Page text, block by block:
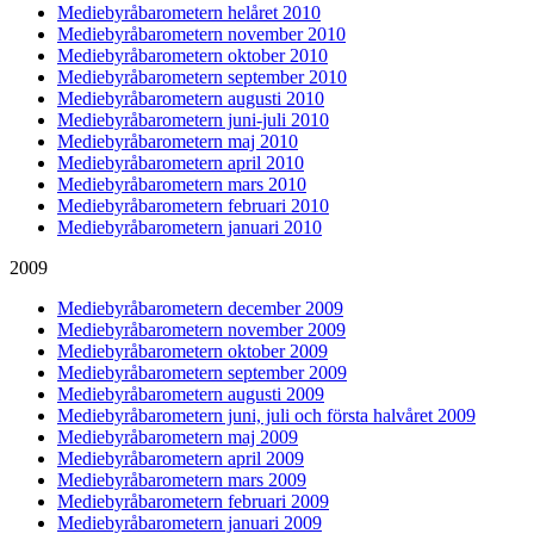
Mediebyråbarometern helåret 2010
Mediebyråbarometern november 2010
Mediebyråbarometern oktober 2010
Mediebyråbarometern september 2010
Mediebyråbarometern augusti 2010
Mediebyråbarometern juni-juli 2010
Mediebyråbarometern maj 2010
Mediebyråbarometern april 2010
Mediebyråbarometern mars 2010
Mediebyråbarometern februari 2010
Mediebyråbarometern januari 2010
2009
Mediebyråbarometern december 2009
Mediebyråbarometern november 2009
Mediebyråbarometern oktober 2009
Mediebyråbarometern september 2009
Mediebyråbarometern augusti 2009
Mediebyråbarometern juni, juli och första halvåret 2009
Mediebyråbarometern maj 2009
Mediebyråbarometern april 2009
Mediebyråbarometern mars 2009
Mediebyråbarometern februari 2009
Mediebyråbarometern januari 2009